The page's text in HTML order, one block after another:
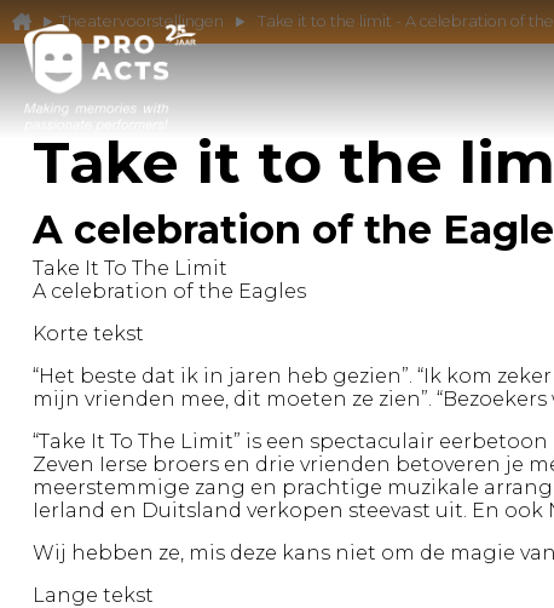
Theatervoorstellingen Take it to the limit - A celebration of the
Take it to the
A celebration of the
Take It To The Limit
A celebration of the Eagles
Korte tekst
“Het beste dat ik in jaren heb gezien”. “Ik kom
mijn vrienden mee, dit moeten ze zien”.
“Take It To The Limit” is een spectaculair
Zeven Ierse broers en drie vrienden betoveren je
meerstemmige zang en prachtige muzikale
Ierland en Duitsland verkopen steevast uit. En ook
Wij hebben ze, mis deze kans niet om de magie
Lange tekst